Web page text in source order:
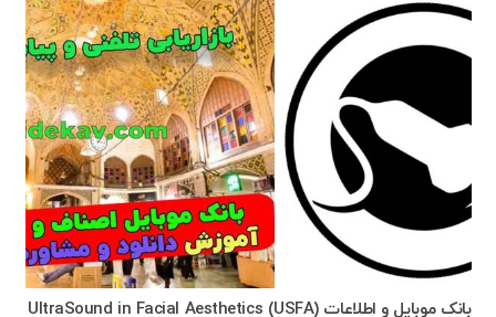
بانک موبایل و اطلاعات UltraSound in Facial Aesthetics (USFA)